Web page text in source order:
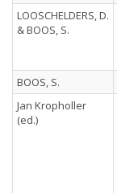
LOOSCHELDERS, D.
& BOOS, S.
BOOS, S.
Jan Kropholler
(ed.)